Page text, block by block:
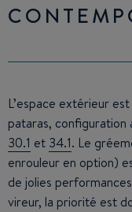
L’espace extérieur
pataras, configuration
30.1 et 34.1. Le
enrouleur en option)
de jolies
vireur, la priorité est